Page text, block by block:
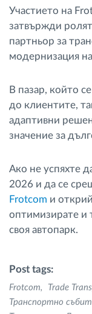
Участието на
затвържди
партньор за
модернизация
В пазар, който
до клиентите,
адаптивни
значение за
Ако не успяхте
2026 и да се
Frotcom и
оптимизирате и
своя автопарк.
Post tags:
Frotcom
Trade
Транспортно